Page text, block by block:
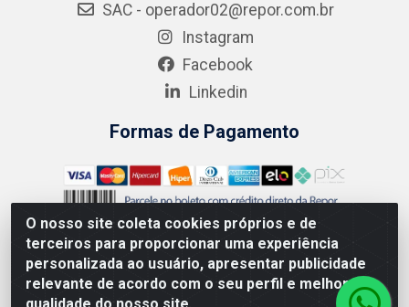
O nosso site coleta cookies próprios e de
terceiros para proporcionar uma experiência
personalizada ao usuário, apresentar publicidade
relevante de acordo com o seu perfil e melhorar a
SAC - operador02@repor.com.br
Instagram
Facebook
Linkedin
Formas de Pagamento
AMEV IMPORTADORA E DISTRIBUIDORA LTDA - Rodovia MG-
050 km 136 S/N - Cacôco de Cima, Divinópolis/MG - CEP